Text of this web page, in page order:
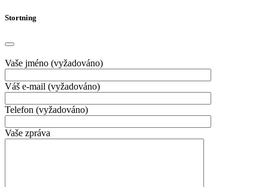
Stortning
Vaše jméno (vyžadováno)
Váš e-mail (vyžadováno)
Telefon (vyžadováno)
Vaše zpráva